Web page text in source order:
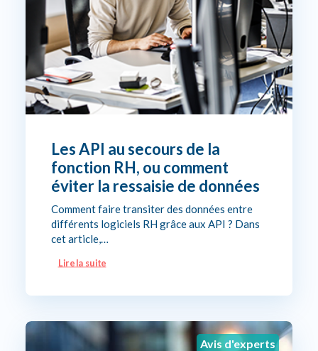
Les API au secours de la
fonction RH, ou comment
éviter la ressaisie de données
Comment faire transiter des données entre
différents logiciels RH grâce aux API ? Dans
cet article,…
Lire la suite
Avis d'experts